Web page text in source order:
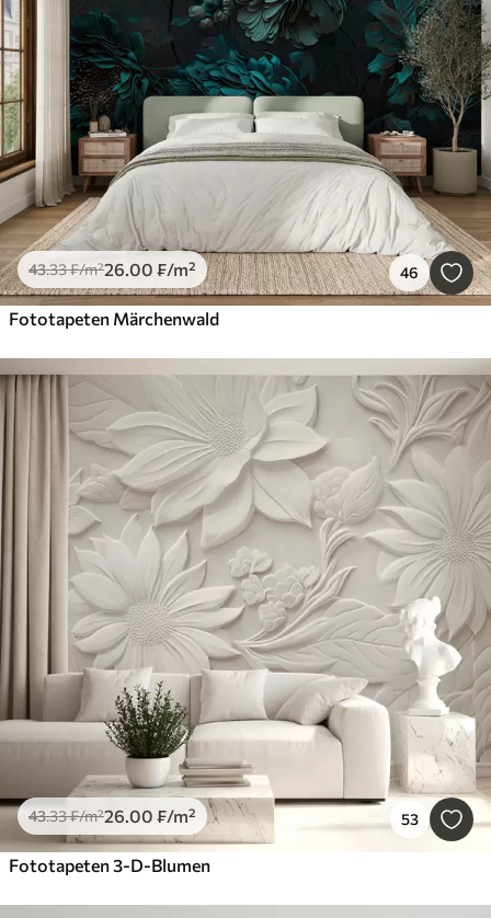
43.33₣/m²26.00 ₣/m² 46
Fototapeten Märchenwald
43.33₣/m²26.00 ₣/m² 53
Fototapeten 3-D-Blumen